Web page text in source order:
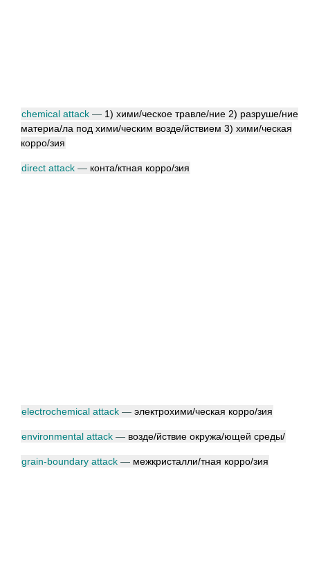
chemical attack — 1) хими/ческое травле/ние 2) разруше/ние
материа/ла под хими/ческим возде/йствием 3) хими/ческая
корро/зия
direct attack — конта/ктная корро/зия
electrochemical attack — электрохими/ческая корро/зия
environmental attack — возде/йствие окружа/ющей среды/
grain-boundary attack — межкристалли/тная корро/зия